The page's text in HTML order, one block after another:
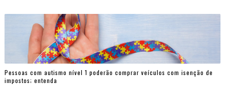
Pessoas com autismo nível 1 poderão comprar veículos com isenção de
impostos; entenda